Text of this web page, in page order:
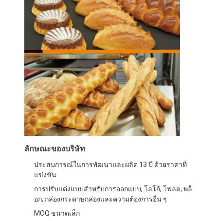
หน้าแรก
สินค้า
เกี่ยวกับเรา
ทัวร์โรงงาน
การควบคุมคุณภาพ
ข่าว
ลักษณะของบริษัท
ประสบการณ์ในการพัฒนาและผลิต 13 ปี ด้วยราคาที่
แข่งขัน
การปรับแต่งแบบสําหรับการออกแบบ, โลโก้, โฟลต, พล็
อก, กล่องกระดาษกล่องและความต้องการอื่น ๆ
MOQ ขนาดเล็ก